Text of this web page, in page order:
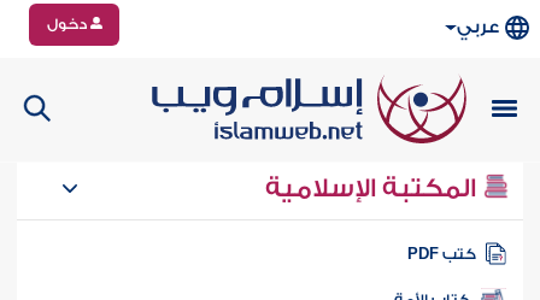
عربي دخول
المكتبة الإسلامية
كتب PDF